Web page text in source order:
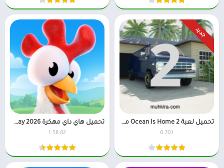
جديد
تحميل لعبة Ocean Is Home 2 مهكرة 2026 اخر إصدار
0.701
تحميل هاي داي مهكرة Hay Day 2026 للاندرويد اخر اصدار
1.58.82